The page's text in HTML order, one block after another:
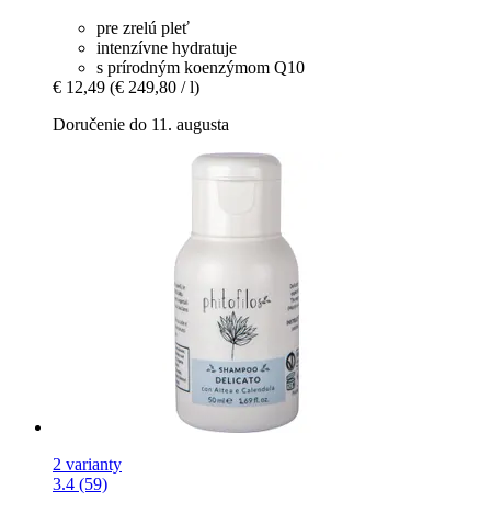
pre zrelú pleť
intenzívne hydratuje
s prírodným koenzýmom Q10
€ 12,49 (€ 249,80 / l)
Doručenie do 11. augusta
2 varianty
3.4 (59)